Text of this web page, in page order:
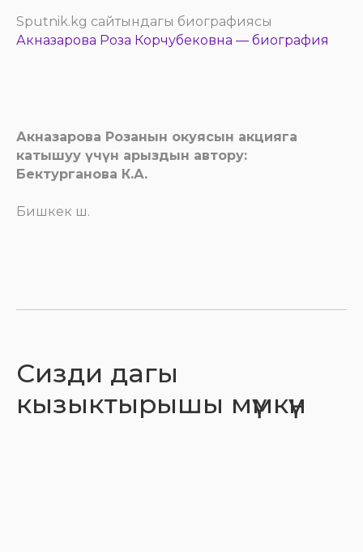
Sputnik.kg сайтындагы биографиясы
Акназарова Роза Корчубековна — биография
Акназарова Розанын окуясын акцияга
катышуу үчүн арыздын автору:
Бектурганова К.А.
Бишкек ш.
Сизди дагы
кызыктырышы мүмкүн